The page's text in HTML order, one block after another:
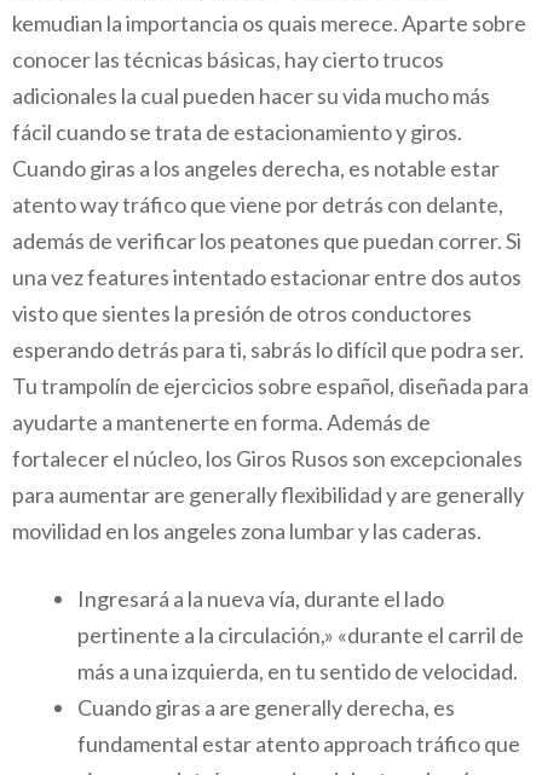
kemudian la importancia os quais merece. Aparte sobre
conocer las técnicas básicas, hay cierto trucos
adicionales la cual pueden hacer su vida mucho más
fácil cuando se trata de estacionamiento y giros.
Cuando giras a los angeles derecha, es notable estar
atento way tráfico que viene por detrás con delante,
además de verificar los peatones que puedan correr. Si
una vez features intentado estacionar entre dos autos
visto que sientes la presión de otros conductores
esperando detrás para ti, sabrás lo difícil que podra ser.
Tu trampolín de ejercicios sobre español, diseñada para
ayudarte a mantenerte en forma. Además de
fortalecer el núcleo, los Giros Rusos son excepcionales
para aumentar are generally flexibilidad y are generally
movilidad en los angeles zona lumbar y las caderas.
Ingresará a la nueva vía, durante el lado
pertinente a la circulación,» «durante el carril de
más a una izquierda, en tu sentido de velocidad.
Cuando giras a are generally derecha, es
fundamental estar atento approach tráfico que